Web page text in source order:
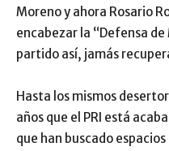
Moreno y ahora Rosario
encabezar la “Defensa
partido así, jamás
Hasta los mismos
años que el PRI está
que han buscado